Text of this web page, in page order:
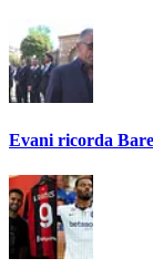
Evani ricorda